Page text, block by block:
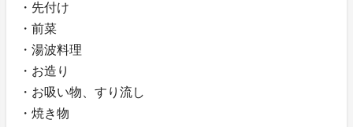
・先付け
・前菜
・湯波料理
・お造り
・お吸い物、すり流し
・焼き物